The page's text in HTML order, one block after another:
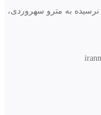
نرسیده به مترو سهروردی،